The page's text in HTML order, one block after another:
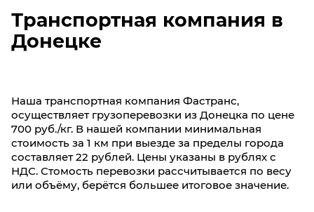
Транспортная компания в
Донецкe
Наша транспортная компания Фастранс,
осуществляет грузоперевозки из Донецкa по цене
700 руб./кг. В нашей компании минимальная
стоимость за 1 км при выезде за пределы города
составляет 22 рублей. Цены указаны в рублях с
НДС. Стомость перевозки рассчитывается по весу
или объёму, берётся большее итоговое значение.